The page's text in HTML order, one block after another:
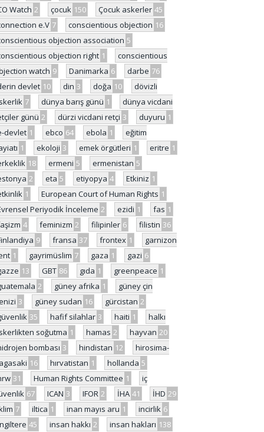
Watch 2 çocuk 150 Çocuk askerler 45
e.V 7 conscientious objection 16
objection association 5
objection right 1
conscientious
watch 9 Danimarka 6 darbe 76
devlet 10 din 3 doğa 10
dövizli
7 dünya barış günü 1
dünya vicdani
günü 2 dürzi vicdani retçi 3 duyuru 1
devlet 1 ebco 64 ebola 1
eğitim
1 ekoloji 3 emek örgütleri 1 eritre 1
18 ermeni 5 ermenistan 5
2 eta 5 etiyopya 4 Etkiniz 1
1 European Court of Human Rights 1
Periyodik İnceleme 2 ezidi 1 fas 1
4 feminizm 2 filipinler 6 filistin 36
9 fransa 37 frontex 1
garnizon
1 gayrimüslim 7 gaza 1 gazi 6
13 GBT 86 gıda 1 greenpeace 1
2 güney afrika 1
güney çin
3 güney sudan 16 gürcistan 2
35 hafif silahlar 3 haiti 1
halkı
soğutma 1 hamas 2 hayvan 20
bombası 3 hindistan 12
hirosima-
16 hırvatistan 1 hollanda 5
31 Human Rights Committee 1
iç
67 ICAN 3 IFOR 2 İHA 41 İHD 29
7 iltica 1 inan mayıs aru 1 incirlik 6
45 insan hakkı 2 insan hakları 138